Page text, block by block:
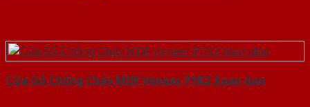
Cửa Gỗ Chống Cháy MDF Veneer P1R2 Xoan dao